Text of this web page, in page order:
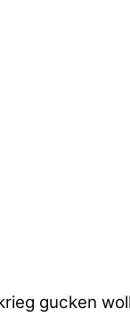
gucken